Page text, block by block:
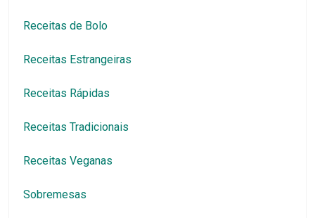
Receitas de Bolo
Receitas Estrangeiras
Receitas Rápidas
Receitas Tradicionais
Receitas Veganas
Sobremesas